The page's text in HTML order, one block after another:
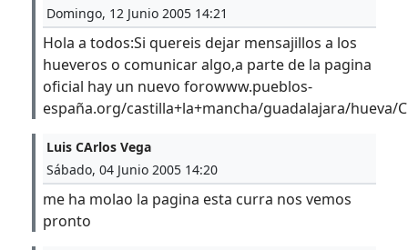
Domingo, 12 Junio 2005 14:21
Hola a todos:Si quereis dejar mensajillos a los
hueveros o comunicar algo,a parte de la pagina
oficial hay un nuevo forowww.pueblos-
españa.org/castilla+la+mancha/guadalajara/hueva/
Luis CArlos Vega
Sábado, 04 Junio 2005 14:20
me ha molao la pagina esta curra nos vemos
pronto